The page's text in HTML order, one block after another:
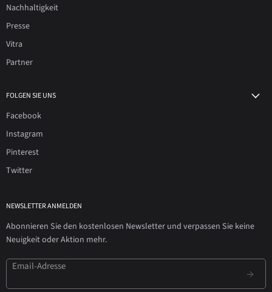
Nachhaltigkeit
Presse
Vitra
Partner
FOLGEN SIE UNS
Facebook
Instagram
Pinterest
Twitter
NEWSLETTER ANMELDEN
Abonnieren Sie den kostenlosen Newsletter und verpassen Sie keine
Neuigkeit oder Aktion mehr.
Email-Adresse